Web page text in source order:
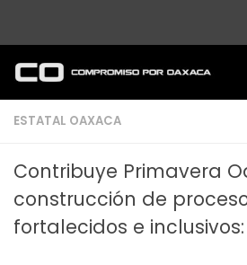
ESTATAL OAXACA
Contribuye Primavera
construcción de
fortalecidos e